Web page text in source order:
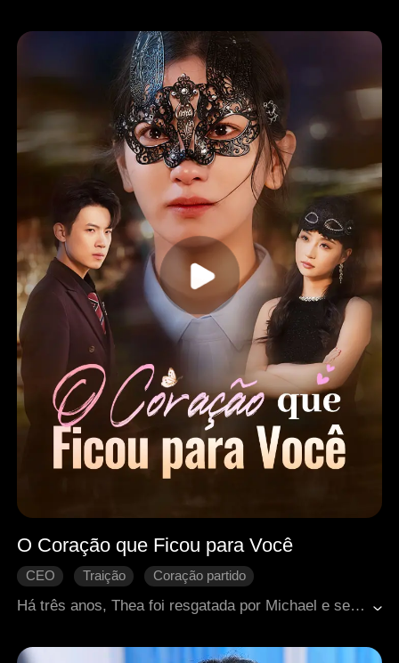
O Coração que Ficou para Você
CEO Traição
Coração partido
Arrependimento
Há três anos, Thea foi resgatada por Michael e se apaixonou por ele, sem saber que tudo era uma aposta. Quando descobriu a verdade, terminou com ele. Josh, irmão de criação de Thea, também se importava com ela, despertando ciúmes em Michael. Após um acidente armado pela noiva de Michael, ambos a salvaram, mas Josh precisou de um transplante de coração. Michael doou seu próprio coração para salvar Josh, deixando Thea e Josh juntos para sempre.